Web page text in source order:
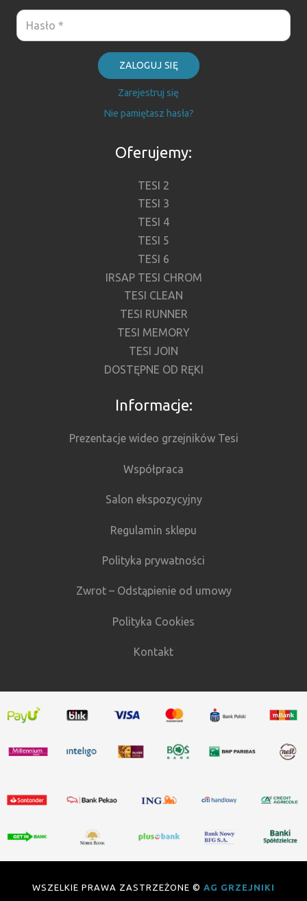
ZALOGUJ SIĘ
Zarejestruj się
Nie pamiętasz hasła?
Oferujemy:
TESI 2
TESI 3
TESI 4
TESI 5
TESI 6
IRSAP TESI CHROM
TESI CLEAN
TESI RUNNER
TESI MEMORY
TESI JOIN
DOSTĘPNE OD RĘKI
Informacje:
Prezentacje wideo grzejników Tesi
Współpraca
Salon ekspozycyjny
Regulamin sklepu
Polityka prywatności
Zwrot – Odstąpienie od umowy
Polityka Cookies
Kontakt
WSZELKIE PRAWA ZASTRZEŻONE © AG GRZEJNIKI